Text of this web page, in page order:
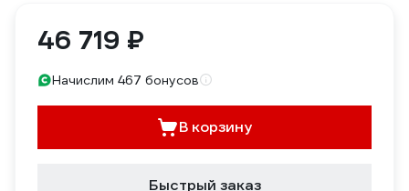
46 719 ₽
Начислим 467 бонусов
В корзину
Быстрый заказ